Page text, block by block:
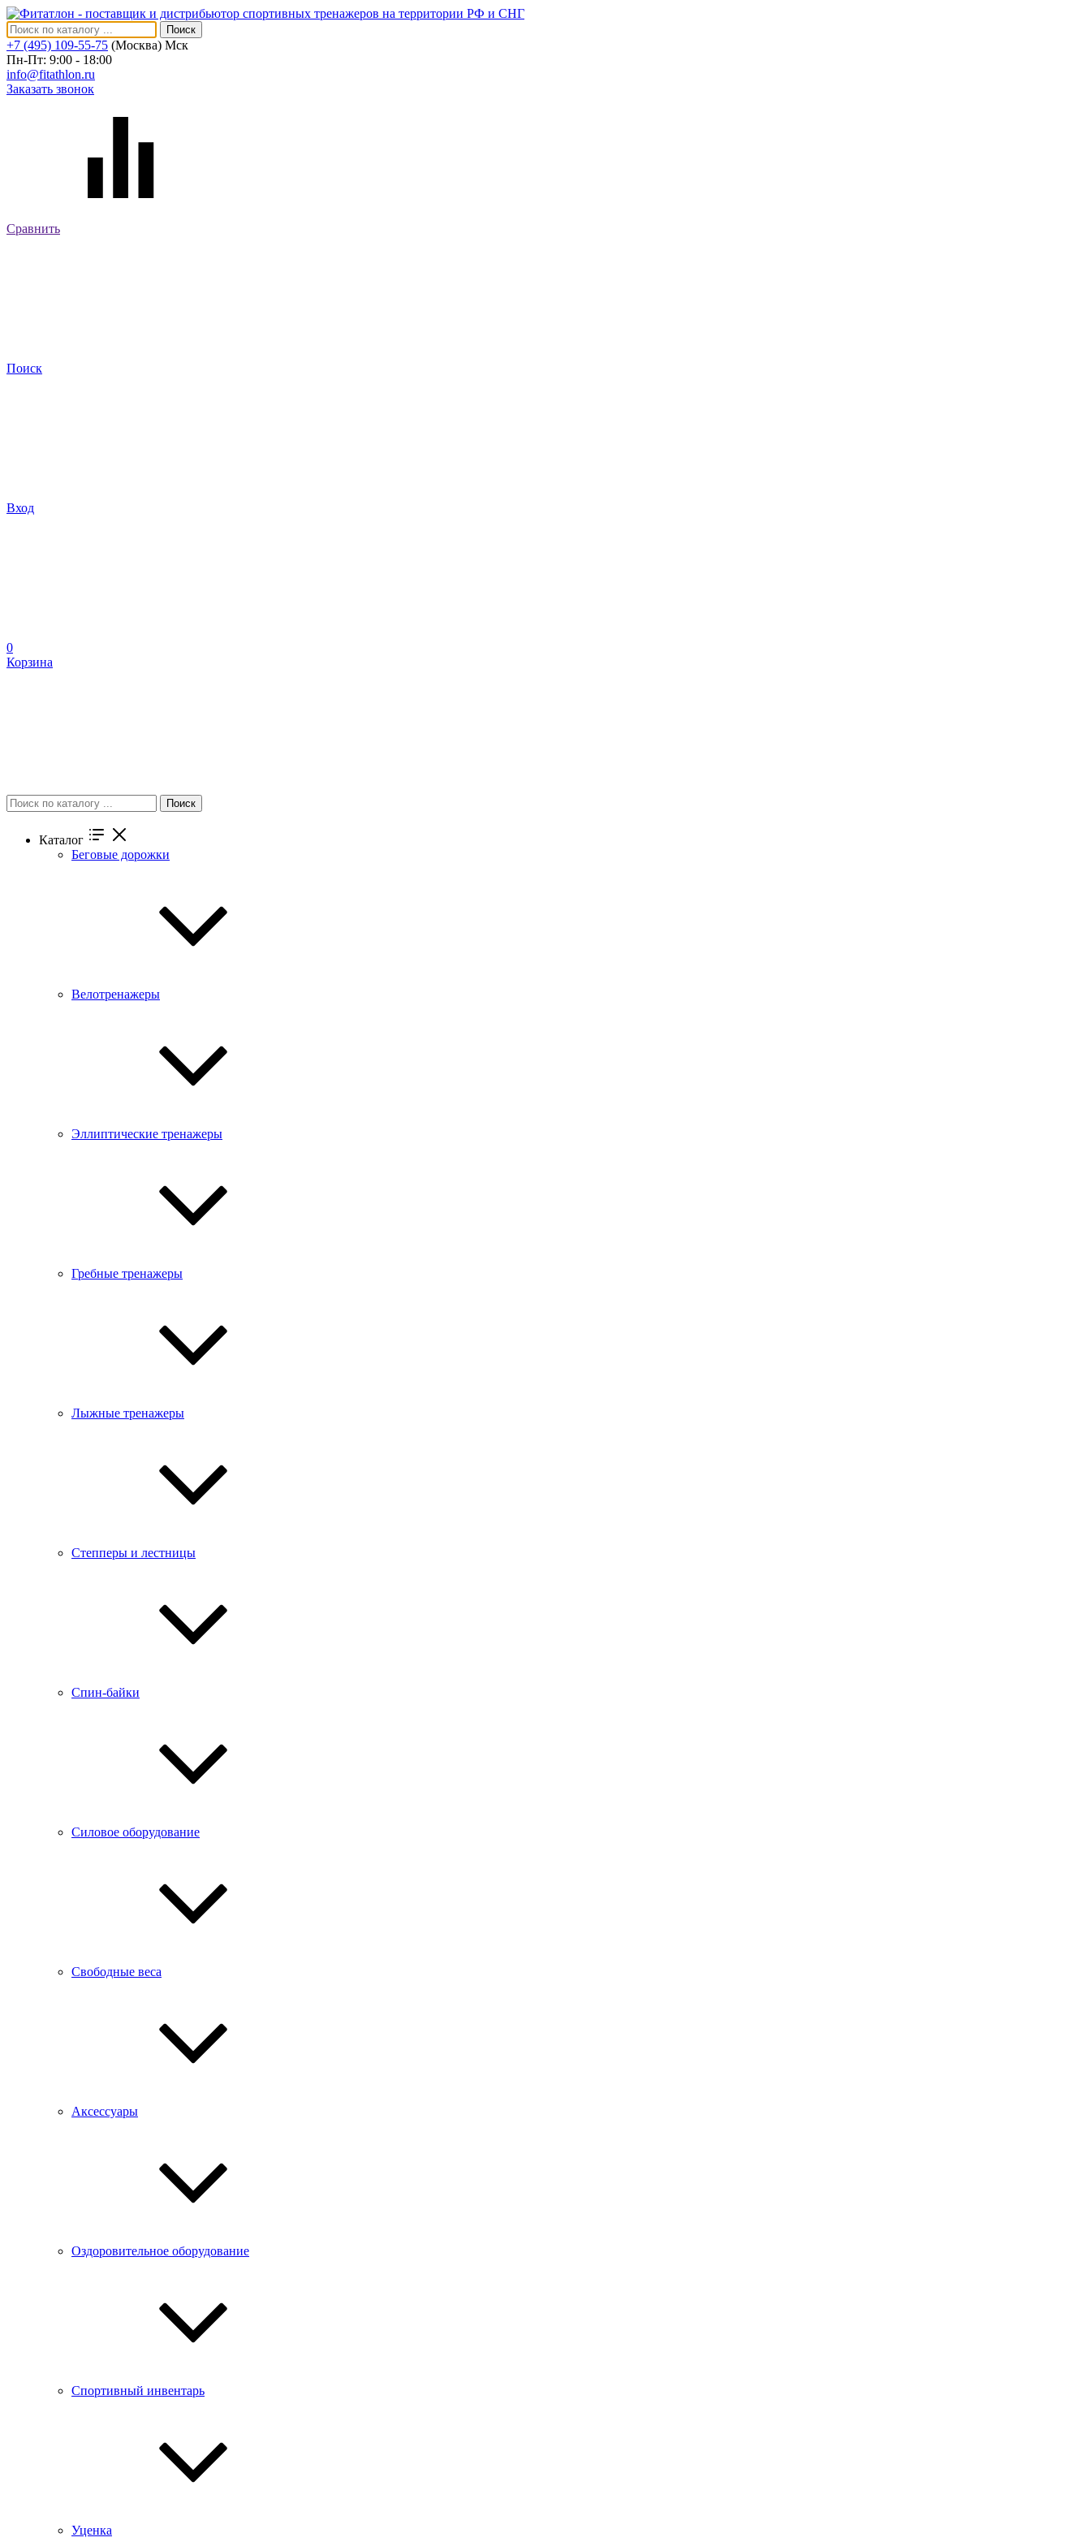
Поиск
+7 (495) 109-55-75 (Москва) Мск
Пн-Пт: 9:00 - 18:00
info@fitathlon.ru
Заказать звонок
Сравнить
Поиск
Вход
0
Корзина
Поиск
Каталог
Беговые дорожки
Велотренажеры
Эллиптические тренажеры
Гребные тренажеры
Лыжные тренажеры
Степперы и лестницы
Спин-байки
Силовое оборудование
Свободные веса
Аксессуары
Оздоровительное оборудование
Спортивный инвентарь
Уценка